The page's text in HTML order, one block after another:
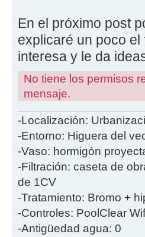
En el próximo post
explicaré un poco
interesa y le da
No tiene los permisos
mensaje.
-Localización:
-Entorno: Higuera del
-Vaso: hormigón
-Filtración: caseta de
de 1CV
-Tratamiento: Bromo +
-Controles: PoolClear
-Antigüedad agua: 0